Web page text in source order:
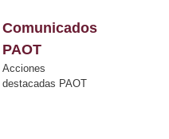
Comunicados
PAOT
Acciones
destacadas PAOT